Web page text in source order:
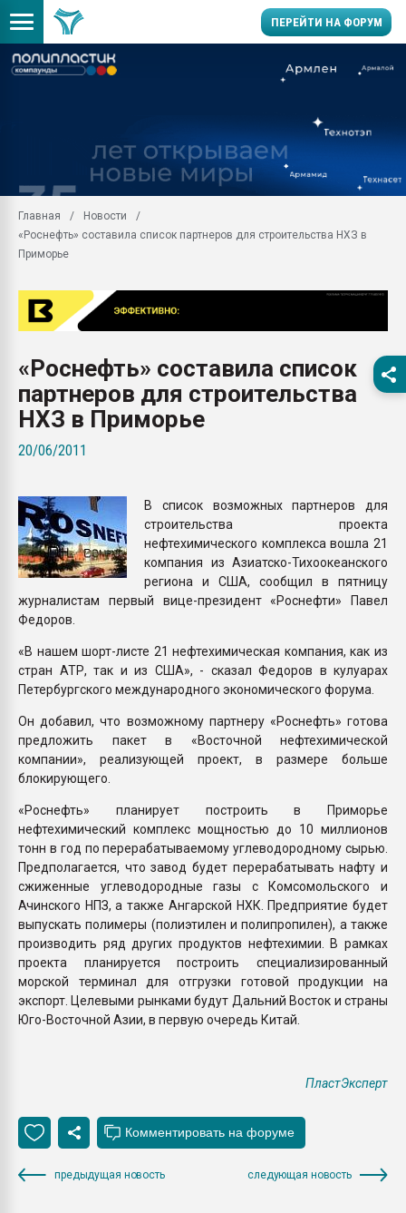
ПЕРЕЙТИ НА ФОРУМ
29.07.2026 ФРП помог
заводу пластмасс"
первый план в
28.07.2026
ситуацией на
Главная
Новости
«Роснефть» составила список партнеров для строительства НХЗ в
Приморье
«Роснефть» составила список
партнеров для строительства
НХЗ в Приморье
20/06/2011
В список возможных партнеров для
строительства проекта
нефтехимического комплекса вошла 21
компания из Азиатско-Тихоокеанского
региона и США, сообщил в пятницу
журналистам первый вице-президент «Роснефти» Павел
Федоров.
«В нашем шорт-листе 21 нефтехимическая компания, как из
стран АТР, так и из США», - сказал Федоров в кулуарах
Петербургского международного экономического форума.
Он добавил, что возможному партнеру «Роснефть» готова
предложить пакет в «Восточной нефтехимической
компании», реализующей проект, в размере больше
блокирующего.
«Роснефть» планирует построить в Приморье
нефтехимический комплекс мощностью до 10 миллионов
тонн в год по перерабатываемому углеводородному сырью.
Предполагается, что завод будет перерабатывать нафту и
сжиженные углеводородные газы с Комсомольского и
Ачинского НПЗ, а также Ангарской НХК. Предприятие будет
выпускать полимеры (полиэтилен и полипропилен), а также
производить ряд других продуктов нефтехимии. В рамках
проекта планируется построить специализированный
морской терминал для отгрузки готовой продукции на
экспорт. Целевыми рынками будут Дальний Восток и страны
Юго-Восточной Азии, в первую очередь Китай.
ПластЭксперт
предыдущая новость следующая новость